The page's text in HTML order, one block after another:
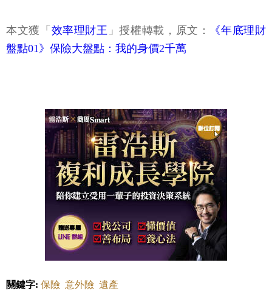
本文獲「 效率理財王 」授權轉載，原文：
《年底理財
盤點01》保險大盤點：我的身價2千萬
關鍵字: 保險 意外險 遺產